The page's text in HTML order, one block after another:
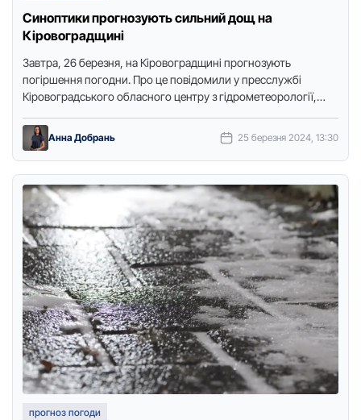
Синоптики прогнозують сильний дощ на
Кіровоградщині
Завтра, 26 березня, на Кіровоградщині прогнозують
погіршення погодни. Про це повідомили у пресслужбі
Кіровоградського обласного центру з гідрометеорології,
Анна Добрань 25 березня 2024, 13:30
прогноз погоди